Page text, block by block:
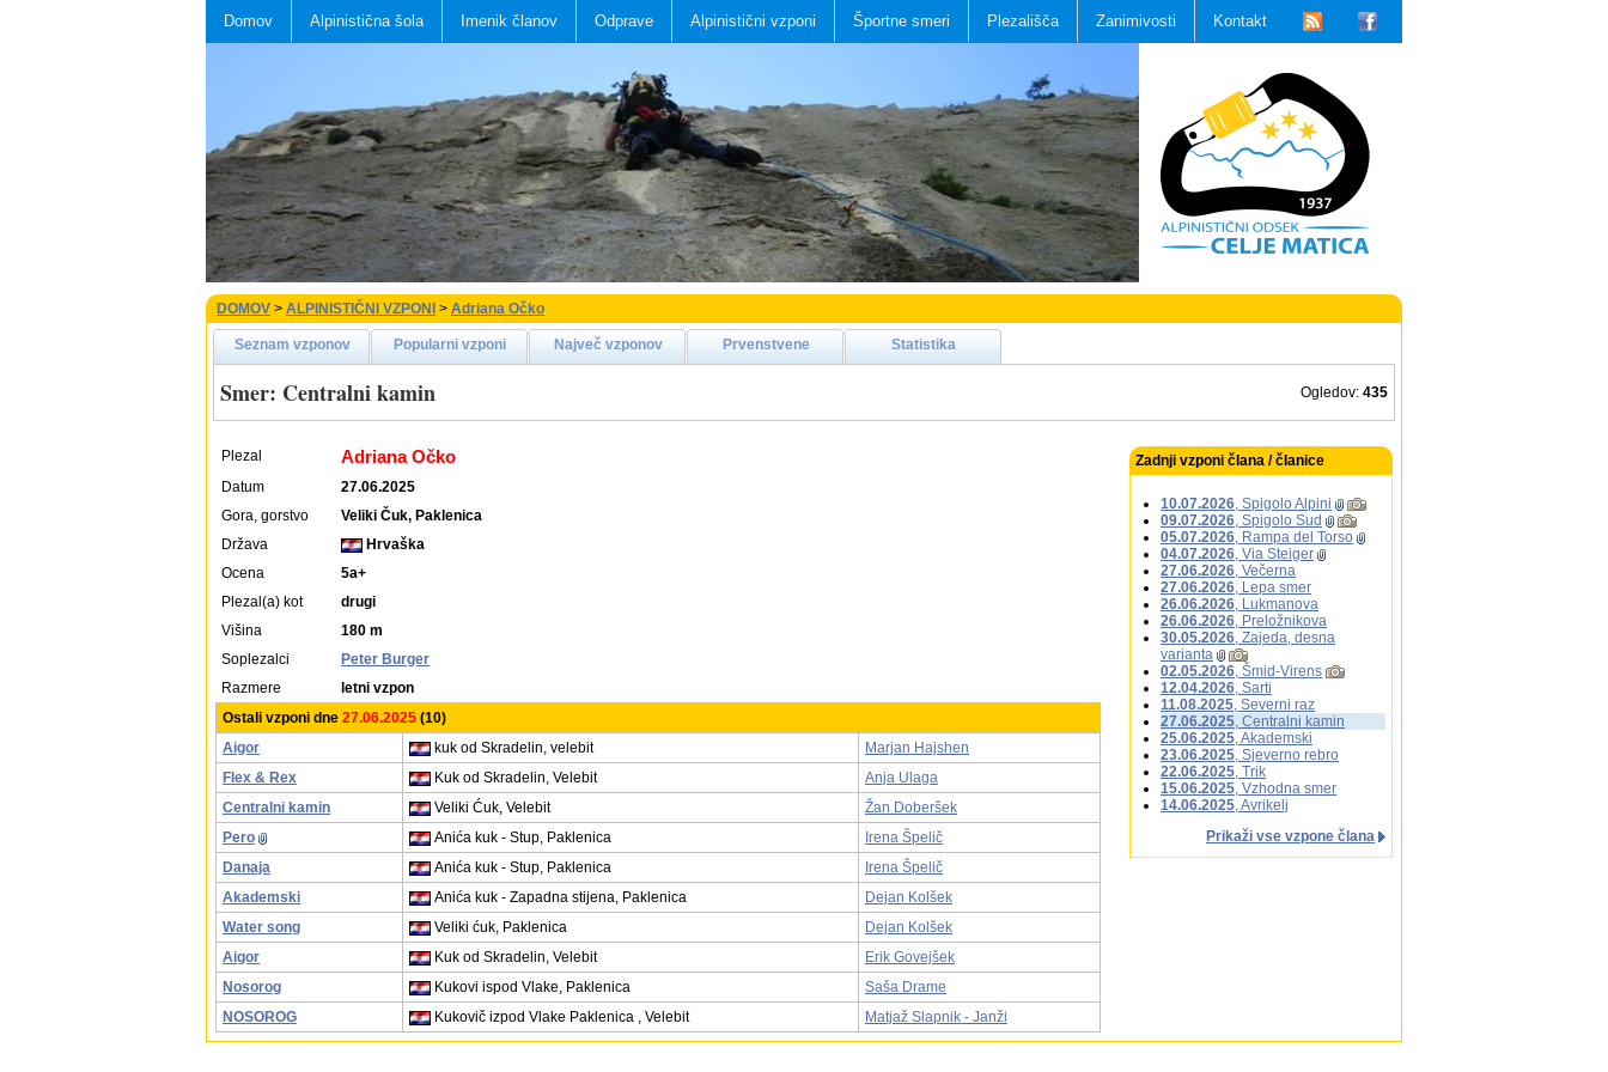
Domov Alpinistična šola Imenik članov Odprave Alpinistični vzponi Športne smeri Plezališča Zanimivosti Kontakt
DOMOV > ALPINISTIČNI VZPONI > Adriana Očko
Seznam vzponov Popularni vzponi Največ vzponov Prvenstvene Statistika
Smer: Centralni kamin Ogledov: 435
Plezal Adriana Očko
Datum
27.06.2025
Gora, gorstvo
Veliki Čuk, Paklenica
Država
Hrvaška
Ocena
5a+
Plezal(a) kot
drugi
Višina
180 m
Soplezalci
Peter Burger
Razmere
letni vzpon
Ostali vzponi dne 27.06.2025 (10)
Aigor
kuk od Skradelin, velebit
Marjan Hajshen
Flex & Rex
Kuk od Skradelin, Velebit
Anja Ulaga
Centralni kamin
Veliki Ćuk, Velebit
Žan Doberšek
Pero
Anića kuk - Stup, Paklenica
Irena Špelič
Danaja
Anića kuk - Stup, Paklenica
Irena Špelič
Akademski
Anića kuk - Zapadna stijena, Paklenica
Dejan Kolšek
Water song
Veliki ćuk, Paklenica
Dejan Kolšek
Aigor
Kuk od Skradelin, Velebit
Erik Govejšek
Nosorog
Kukovi ispod Vlake, Paklenica
Saša Drame
NOSOROG
Kukovič izpod Vlake Paklenica , Velebit Matjaž Slapnik - Janži
Zadnji vzponi člana / članice
10.07.2026, Spigolo Alpini
09.07.2026, Spigolo Sud
05.07.2026, Rampa del Torso
04.07.2026, Via Steiger
27.06.2026, Večerna
27.06.2026, Lepa smer
26.06.2026, Lukmanova
26.06.2026, Preložnikova
30.05.2026, Zajeda, desna
varianta
02.05.2026, Šmid-Virens
12.04.2026, Sarti
11.08.2025, Severni raz
27.06.2025, Centralni kamin
25.06.2025, Akademski
23.06.2025, Sjeverno rebro
22.06.2025, Trik
15.06.2025, Vzhodna smer
14.06.2025, Avrikelj
Prikaži vse vzpone člana